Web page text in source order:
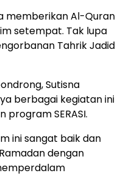
memberikan Al-Quran
setempat. Tak lupa
Tahrik Jadid
Sutisna
berbagai kegiatan ini
SERASI.
ini sangat baik dan
dengan